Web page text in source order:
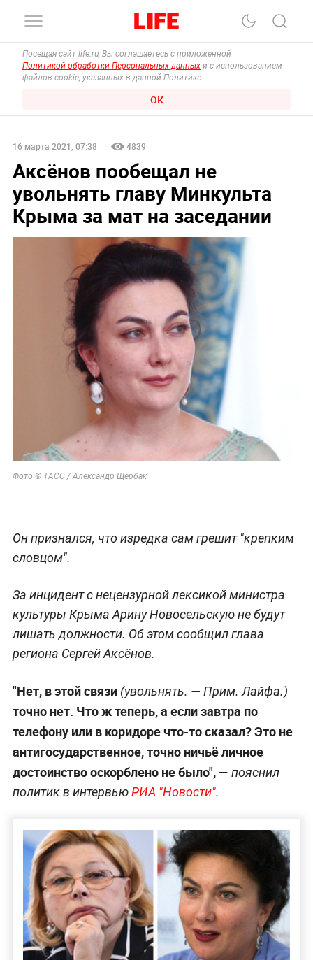
Посещая сайт life.ru, Вы соглашаетесь с приложенной
Политикой обработки Персональных данных и с использованием
файлов cookie, указанных в данной Политике.
ОК
16 марта 2021, 07:38 4839
Аксёнов пообещал не
увольнять главу Минкульта
Крыма за мат на заседании
Фото © ТАСС / Александр Щербак
Он признался, что изредка сам грешит "крепким
словцом".
За инцидент с нецензурной лексикой министра
культуры Крыма Арину Новосельскую не будут
лишать должности. Об этом сообщил глава
региона Сергей Аксёнов.
"Нет, в этой связи(увольнять. — Прим. Лайфа.)
точно нет. Что ж теперь, а если завтра по
телефону или в коридоре что-то сказал? Это не
антигосударственное, точно ничьё личное
достоинство оскорблено не было", — пояснил
политик в интервьюРИА "Новости".